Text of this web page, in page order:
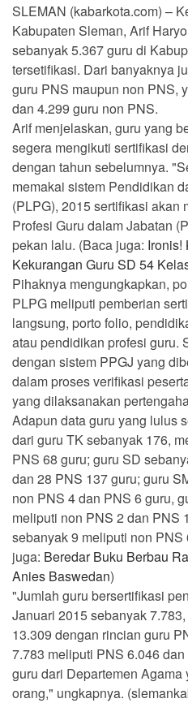
SLEMAN (kabarkota.com) –
Kabupaten Sleman, Arif
sebanyak 5.367 guru di
tersetifikasi. Dari banyaknya
guru PNS maupun non PNS,
dan 4.299 guru non PNS.
Arif menjelaskan, guru yang
segera mengikuti sertifikasi
dengan tahun sebelumnya.
memakai sistem Pendidikan
(PLPG), 2015 sertifikasi akan
Profesi Guru dalam Jabatan
pekan lalu. (Baca juga: Ironis!
Kekurangan Guru SD 54
Pihaknya mengungkapkan,
PLPG meliputi pemberian
langsung, porto folio,
atau pendidikan profesi guru.
dengan sistem PPGJ yang
dalam proses verifikasi
yang dilaksanakan
Adapun data guru yang lulus
dari guru TK sebanyak 176,
PNS 68 guru; guru SD
dan 28 PNS 137 guru; guru
non PNS 4 dan PNS 6 guru,
meliputi non PNS 2 dan PNS
sebanyak 9 meliputi non
juga: Beredar Buku Berbau
Anies Baswedan)
"Jumlah guru bersertifikasi
Januari 2015 sebanyak
13.309 dengan rincian guru
7.783 meliputi PNS 6.046
guru dari Departemen
orang," ungkapnya.